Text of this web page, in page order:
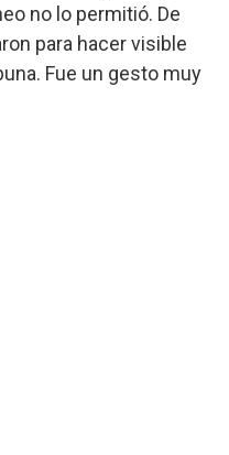
no lo permitió. De
para hacer visible
Fue un gesto muy